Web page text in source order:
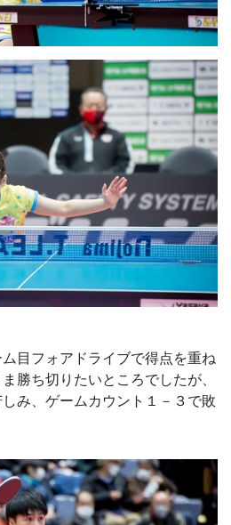
目フォアドライブで得点を重ね
勝ち切りたいところでしたが、
み、ゲームカウント１－３で敗